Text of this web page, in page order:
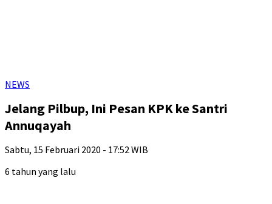
NEWS
Jelang Pilbup, Ini Pesan KPK ke Santri
Annuqayah
Sabtu, 15 Februari 2020 - 17:52 WIB
6 tahun yang lalu